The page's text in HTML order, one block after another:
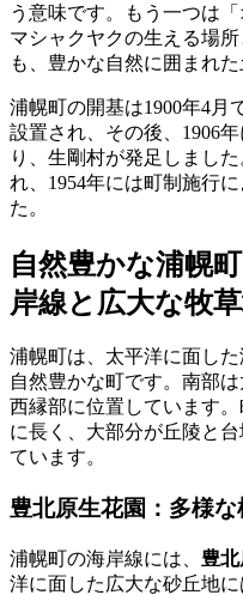
う意味です。もう一つは
マシャクヤクの生える場
も、豊かな自然に囲まれ
浦幌町の開基は1900年4月
設置され、その後、1906
り、生剛村が発足しまし
れ、1954年には町制施行
た。
自然豊かな浦幌
岸線と広大な牧
浦幌町は、太平洋に面し
自然豊かな町です。南部
西縁部に位置しています
に長く、大部分が丘陵と
ています。
豊北原生花園：多様
浦幌町の海岸線には、 豊
洋に面した広大な砂丘地